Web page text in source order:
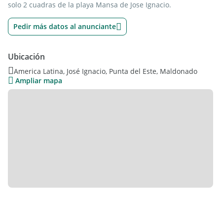
solo 2 cuadras de la playa Mansa de Jose Ignacio.
Pedir más datos al anunciante
Ubicación
America Latina, José Ignacio, Punta del Este, Maldonado
Ampliar mapa